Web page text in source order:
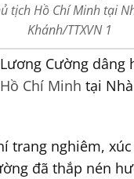
tịch Hồ Chí Minh tại
Khánh/TTXVN 1
Cường dâng
Chí Minh tại
trang nghiêm,
đã thắp nén